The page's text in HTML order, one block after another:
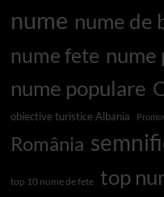
nume nume de
nume fete
nume populare
obiective turistice Albania
România
top 10 nume de fete top